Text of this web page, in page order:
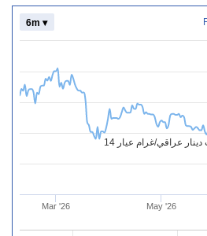
عراقي/غرام عيار 14
Mar '26 May '26
6m ▾